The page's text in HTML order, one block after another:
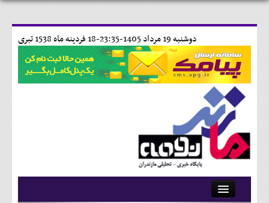
18 فردينه ماه 1538 تبری دوشنبه 19 مرداد 1405-23:35-